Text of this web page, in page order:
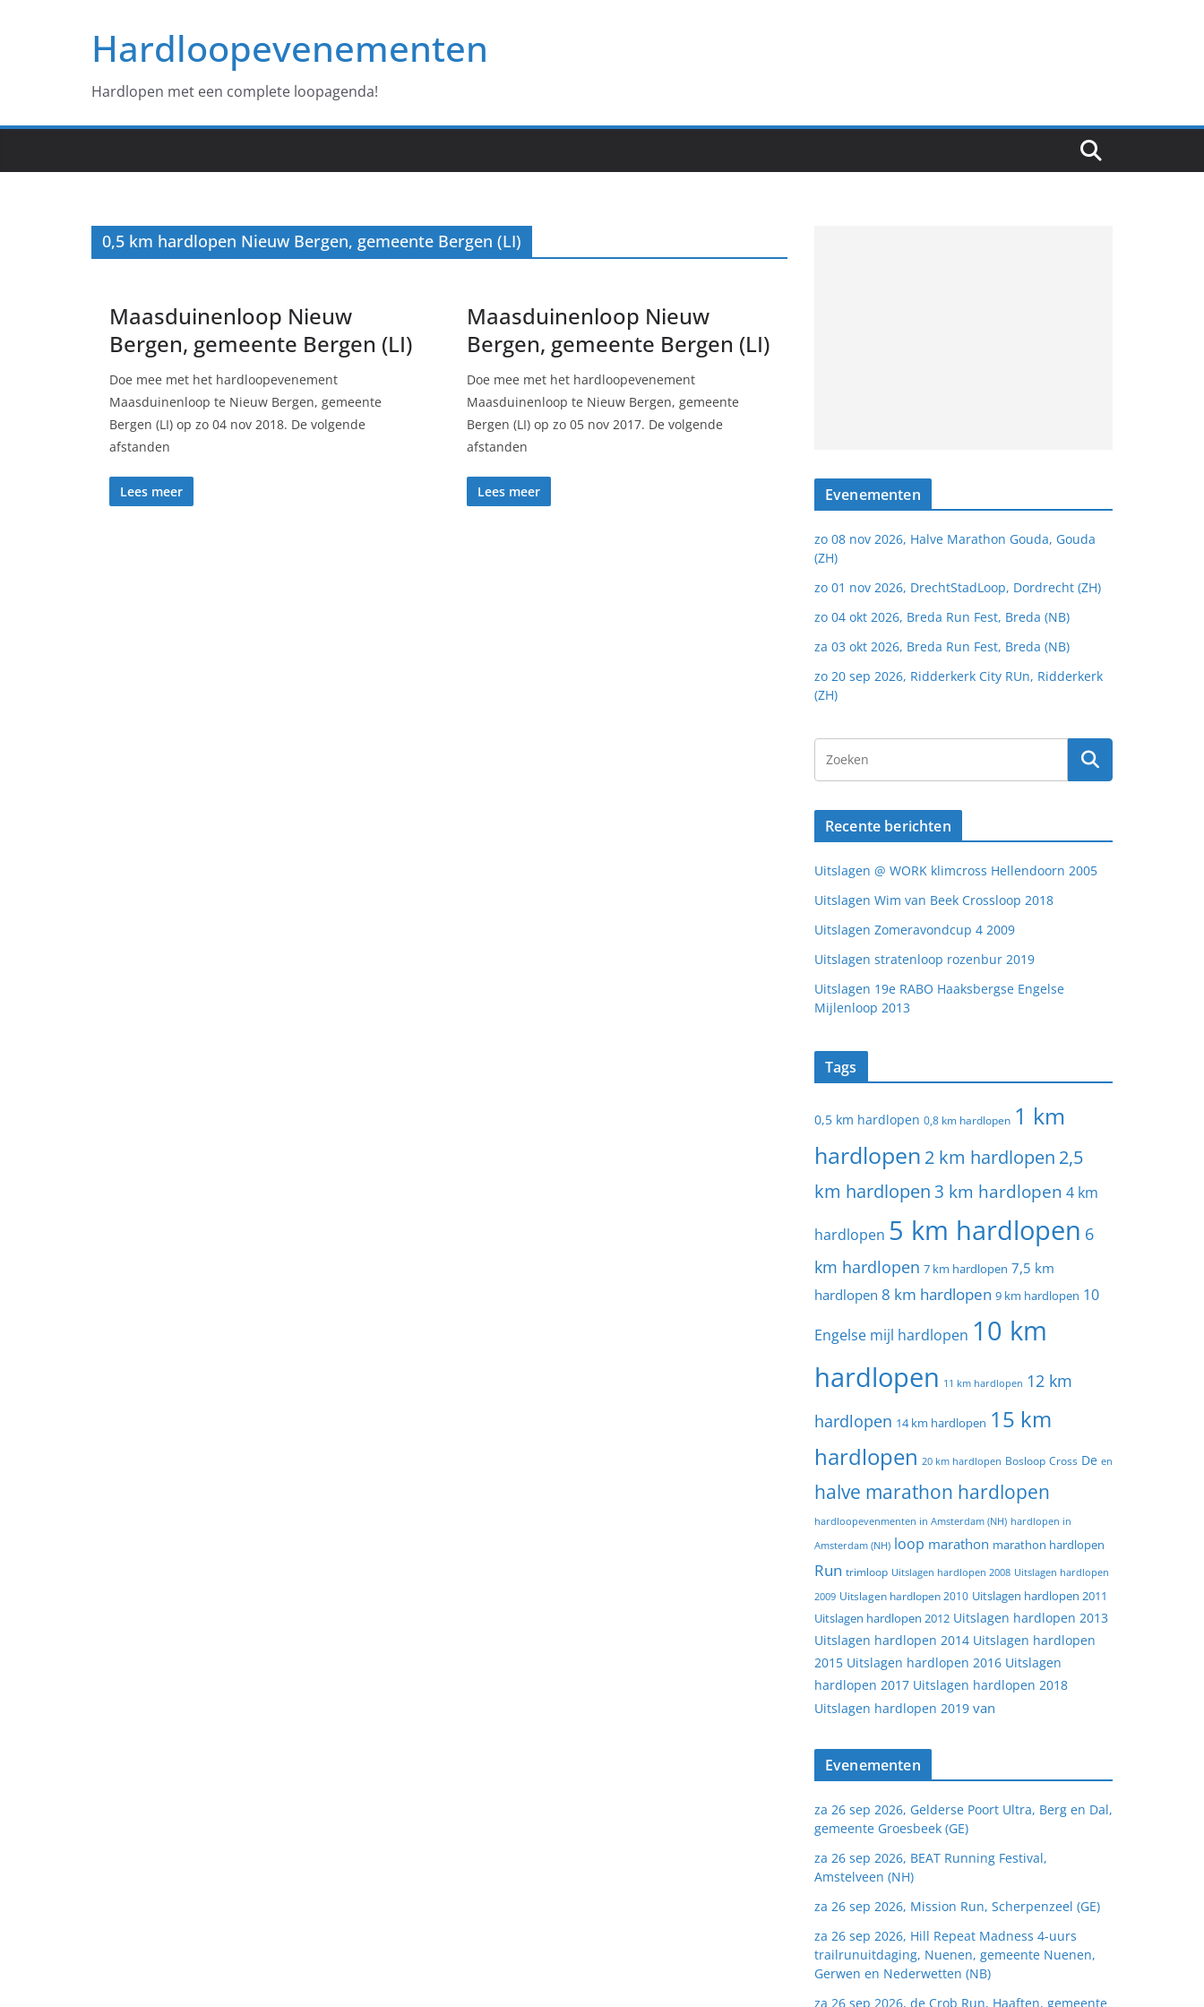
Hardloopevenementen
Hardlopen met een complete loopagenda!
0,5 km hardlopen Nieuw Bergen, gemeente Bergen (LI)
Maasduinenloop Nieuw
Bergen, gemeente Bergen (LI)
Doe mee met het hardloopevenement
Maasduinenloop te Nieuw Bergen, gemeente
Bergen (LI) op zo 04 nov 2018. De volgende
afstanden
Lees meer
Maasduinenloop Nieuw
Bergen, gemeente Bergen (LI)
Doe mee met het hardloopevenement
Maasduinenloop te Nieuw Bergen, gemeente
Bergen (LI) op zo 05 nov 2017. De volgende
afstanden
Lees meer Evenementen
zo 08 nov 2026, Halve Marathon Gouda, Gouda
(ZH)
zo 01 nov 2026, DrechtStadLoop, Dordrecht (ZH)
zo 04 okt 2026, Breda Run Fest, Breda (NB)
za 03 okt 2026, Breda Run Fest, Breda (NB)
zo 20 sep 2026, Ridderkerk City RUn, Ridderkerk
(ZH)
Recente berichten
Uitslagen @ WORK klimcross Hellendoorn 2005
Uitslagen Wim van Beek Crossloop 2018
Uitslagen Zomeravondcup 4 2009
Uitslagen stratenloop rozenbur 2019
Uitslagen 19e RABO Haaksbergse Engelse
Mijlenloop 2013
Tags
0,5 km hardlopen 0,8 km hardlopen 1 km
hardlopen 2 km hardlopen 2,5
km hardlopen 3 km hardlopen 4 km
hardlopen 5 km hardlopen 6
km hardlopen 7 km hardlopen 7,5 km
hardlopen 8 km hardlopen 9 km hardlopen 10
Engelse mijl hardlopen 10 km
hardlopen 11 km hardlopen 12 km
hardlopen 14 km hardlopen 15 km
hardlopen 20 km hardlopen Bosloop Cross De en
halve marathon hardlopen
hardloopevenmenten in Amsterdam (NH) hardlopen in
Amsterdam (NH) loop marathon marathon hardlopen
Run trimloop Uitslagen hardlopen 2008 Uitslagen hardlopen
2009 Uitslagen hardlopen 2010 Uitslagen hardlopen 2011
Uitslagen hardlopen 2012 Uitslagen hardlopen 2013
Uitslagen hardlopen 2014 Uitslagen hardlopen
2015 Uitslagen hardlopen 2016 Uitslagen
hardlopen 2017 Uitslagen hardlopen 2018
Uitslagen hardlopen 2019 van
Evenementen
za 26 sep 2026, Gelderse Poort Ultra, Berg en Dal,
gemeente Groesbeek (GE)
za 26 sep 2026, BEAT Running Festival,
Amstelveen (NH)
za 26 sep 2026, Mission Run, Scherpenzeel (GE)
za 26 sep 2026, Hill Repeat Madness 4-uurs
trailrunuitdaging, Nuenen, gemeente Nuenen,
Gerwen en Nederwetten (NB)
za 26 sep 2026, de Crob Run, Haaften, gemeente